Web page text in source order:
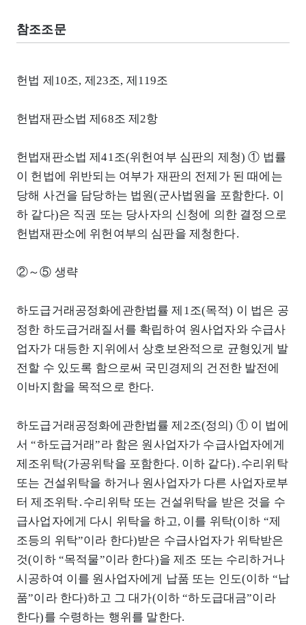
참조조문
헌법 제10조, 제23조, 제119조
헌법재판소법 제68조 제2항
헌법재판소법 제41조(위헌여부 심판의 제청) ① 법률
이 헌법에 위반되는 여부가 재판의 전제가 된 때에는
당해 사건을 담당하는 법원(군사법원을 포함한다. 이
하 같다)은 직권 또는 당사자의 신청에 의한 결정으로
헌법재판소에 위헌여부의 심판을 제청한다.
②～⑤ 생략
하도급거래공정화에관한법률 제1조(목적) 이 법은 공
정한 하도급거래질서를 확립하여 원사업자와 수급사
업자가 대등한 지위에서 상호보완적으로 균형있게 발
전할 수 있도록 함으로써 국민경제의 건전한 발전에
이바지함을 목적으로 한다.
하도급거래공정화에관한법률 제2조(정의) ① 이 법에
서 “하도급거래”라 함은 원사업자가 수급사업자에게
제조위탁(가공위탁을 포함한다. 이하 같다)․수리위탁
또는 건설위탁을 하거나 원사업자가 다른 사업자로부
터 제조위탁․수리위탁 또는 건설위탁을 받은 것을 수
급사업자에게 다시 위탁을 하고, 이를 위탁(이하 “제
조등의 위탁”이라 한다)받은 수급사업자가 위탁받은
것(이하 “목적물”이라 한다)을 제조 또는 수리하거나
시공하여 이를 원사업자에게 납품 또는 인도(이하 “납
품”이라 한다)하고 그 대가(이하 “하도급대금”이라
한다)를 수령하는 행위를 말한다.